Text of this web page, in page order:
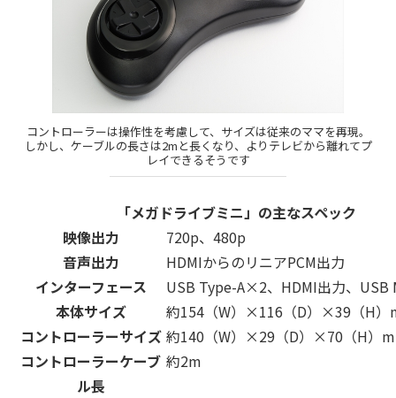
コントローラーは操作性を考慮して、サイズは従来のママを再現。
しかし、ケーブルの長さは2mと長くなり、よりテレビから離れてプ
レイできるそうです
「メガドライブミニ」の主なスペック
映像出力
720p、480p
音声出力
HDMIからのリニアPCM出力
インターフェース
USB Type-A×2、HDMI出力、USB
本体サイズ
約154（W）×116（D）×39（H）
コントローラーサイズ 約140（W）×29（D）×70（H）
コントローラーケーブ
ル長
約2m